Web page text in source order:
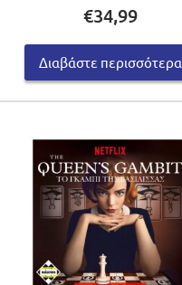
€34,99
Διαβάστε περισσότερα